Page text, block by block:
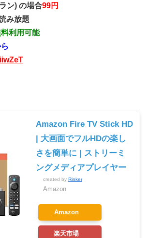
ン) の場合99円
み放題
利用可能
Amazon Fire TV Stick HD
| 大画面でフルHDの楽し
さを簡単に | ストリーミ
ングメディアプレイヤー
created by Rinker
Amazon
Amazon
楽天市場